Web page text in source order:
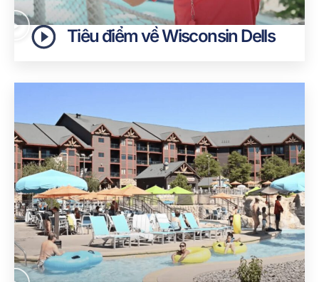
Tiêu điểm về Wisconsin Dells